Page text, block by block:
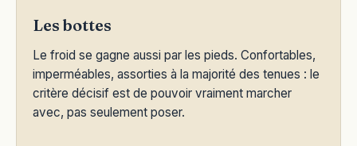
Les bottes
Le froid se gagne aussi par les pieds. Confortables,
imperméables, assorties à la majorité des tenues : le
critère décisif est de pouvoir vraiment marcher
avec, pas seulement poser.